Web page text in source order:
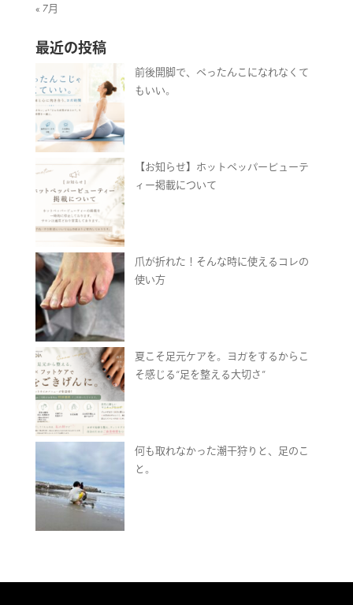
« 7月
最近の投稿
前後開脚で、ぺったんこになれなくて
もいい。
【お知らせ】ホットペッパービューテ
ィー掲載について
爪が折れた！そんな時に使えるコレの
使い方
夏こそ足元ケアを。ヨガをするからこ
そ感じる“足を整える大切さ”
何も取れなかった潮干狩りと、足のこ
と。